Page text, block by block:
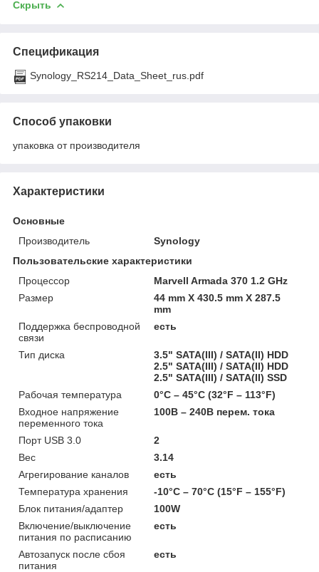
Скрыть
Спецификация
Synology_RS214_Data_Sheet_rus.pdf
Способ упаковки
упаковка от производителя
Характеристики
Основные
Производитель
Synology
Пользовательские характеристики
Процессор
Marvell Armada 370 1.2 GHz
Размер
44 mm X 430.5 mm X 287.5
mm
Поддержка беспроводной
связи
есть
Тип диска
3.5" SATA(III) / SATA(II) HDD
2.5" SATA(III) / SATA(II) HDD
2.5" SATA(III) / SATA(II) SSD
Рабочая температура
0°C – 45°C (32°F – 113°F)
Входное напряжение
переменного тока
100В – 240В перем. тока
Порт USB 3.0
2
Вес
3.14
Агрегирование каналов
есть
Температура хранения
-10°C – 70°C (15°F – 155°F)
Блок питания/адаптер
100W
Включение/выключение
питания по расписанию
есть
Автозапуск после сбоя
питания
есть